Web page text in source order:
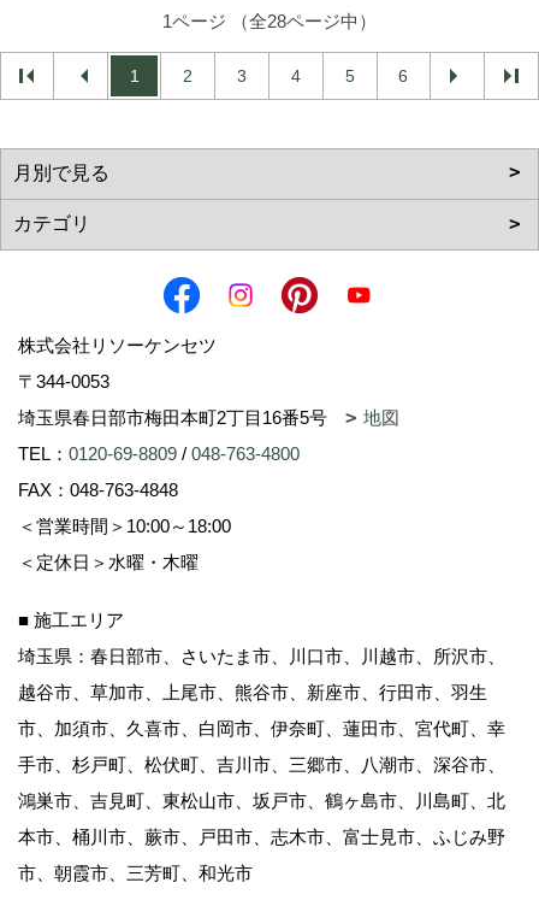
1ページ （全28ページ中）
1 2 3 4 5 6
株式会社リソーケンセツ
〒344-0053
埼玉県春日部市梅田本町2丁目16番5号
地図
TEL： 0120-69-8809 / 048-763-4800
FAX：048-763-4848
＜営業時間＞10:00～18:00
＜定休日＞水曜・木曜
■ 施工エリア
埼玉県：春日部市、さいたま市、川口市、川越市、所沢市、
越谷市、草加市、上尾市、熊谷市、新座市、行田市、羽生
市、加須市、久喜市、白岡市、伊奈町、蓮田市、宮代町、幸
手市、杉戸町、松伏町、吉川市、三郷市、八潮市、深谷市、
鴻巣市、吉見町、東松山市、坂戸市、鶴ヶ島市、川島町、北
本市、桶川市、蕨市、戸田市、志木市、富士見市、ふじみ野
市、朝霞市、三芳町、和光市